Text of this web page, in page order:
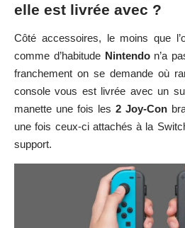
elle est livrée avec ?
Côté accessoires, le moins que
comme d’habitude Nintendon’a
franchement on se demande où
console vous est livrée avec un
manette une fois les 2 Joy-Con
une fois ceux-ci attachés à la
support.